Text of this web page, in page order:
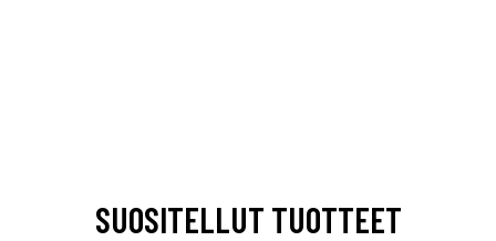
SUOSITELLUT TUOTTEET